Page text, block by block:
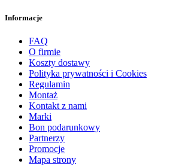
Informacje
FAQ
O firmie
Koszty dostawy
Polityka prywatności i Cookies
Regulamin
Montaż
Kontakt z nami
Marki
Bon podarunkowy
Partnerzy
Promocje
Mapa strony